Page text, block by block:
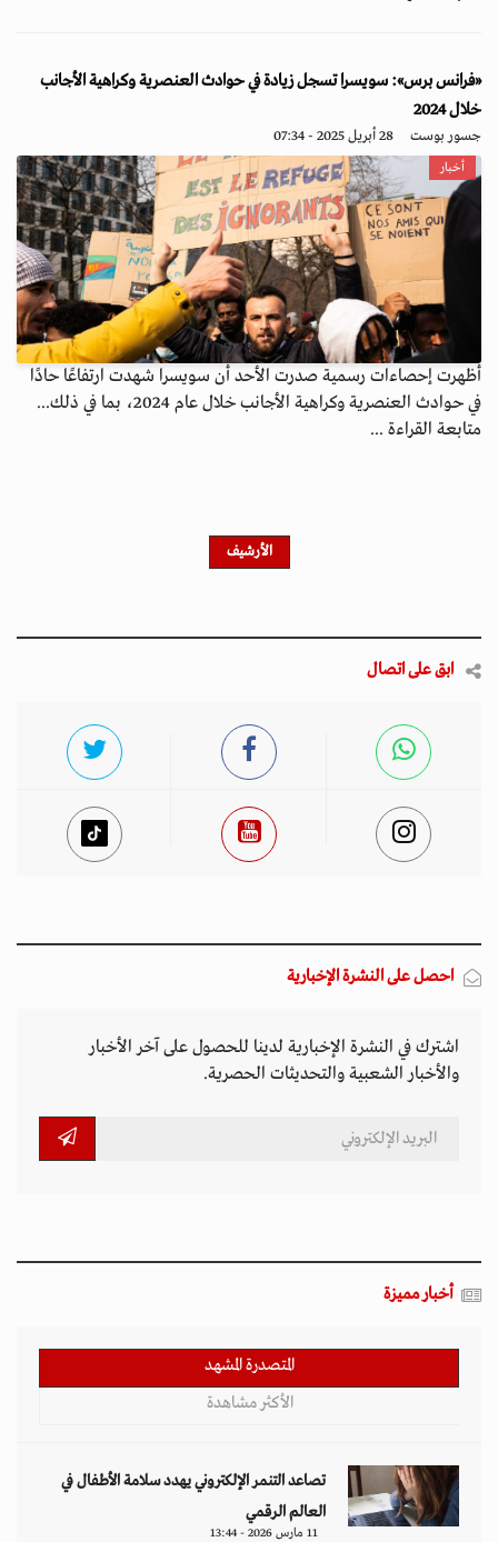
«فرانس برس»: سويسرا تسجل زيادة في حوادث العنصرية وكراهية الأجانب
خلال 2024
جسور بوست 28 أبريل 2025 - 07:34
أخبار
أظهرت إحصاءات رسمية صدرت الأحد أن سويسرا شهدت ارتفاعًا حادًا
في حوادث العنصرية وكراهية الأجانب خلال عام 2024، بما في ذلك...
متابعة القراءة ...
الأرشيف
ابق على اتصال
احصل على النشرة الإخبارية
اشترك في النشرة الإخبارية لدينا للحصول على آخر الأخبار
والأخبار الشعبية والتحديثات الحصرية.
أخبار مميزة
المتصدرة المشهد
الأكثر مشاهدة
تصاعد التنمر الإلكتروني يهدد سلامة الأطفال في
العالم الرقمي
11 مارس 2026 - 13:44